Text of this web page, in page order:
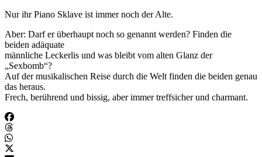
Nur ihr Piano Sklave ist immer noch der Alte.
Aber: Darf er überhaupt noch so genannt werden? Finden die
beiden adäquate
männliche Leckerlis und was bleibt vom alten Glanz der
„Sexbomb“?
Auf der musikalischen Reise durch die Welt finden die beiden genau
das heraus.
Frech, berührend und bissig, aber immer treffsicher und charmant.